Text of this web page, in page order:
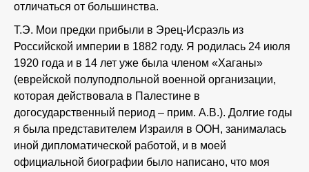
отличаться от большинства.
Т.Э. Мои предки прибыли в Эрец-Исраэль из
Российской империи в 1882 году. Я родилась 24 июля
1920 года и в 14 лет уже была членом «Хаганы»
(еврейской полуподпольной военной организации,
которая действовала в Палестине в
догосударственный период – прим. А.В.). Долгие годы
я была представителем Израиля в ООН, занималась
иной дипломатической работой, и в моей
официальной биографии было написано, что моя